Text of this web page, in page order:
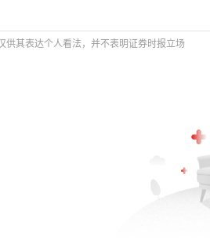
供其表达个人看法，并不表明证券时报立场